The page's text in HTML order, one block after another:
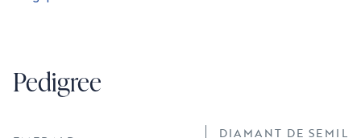
Pedigree
DIAMANT DE